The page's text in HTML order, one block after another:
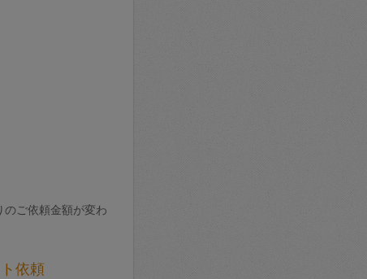
ご依頼金額が変わ
依頼